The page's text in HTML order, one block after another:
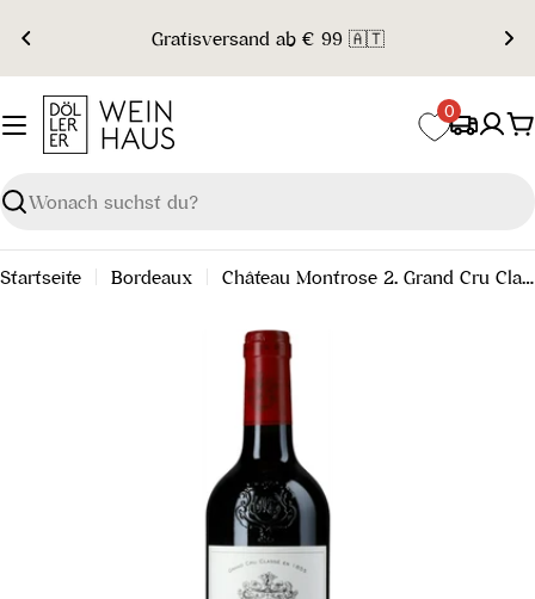
Inhalt
springen
Gratisversand ab € 99 🇦🇹
Suchen
0
Startseite Bordeaux Château Montrose 2. Grand Cru Classé 2014